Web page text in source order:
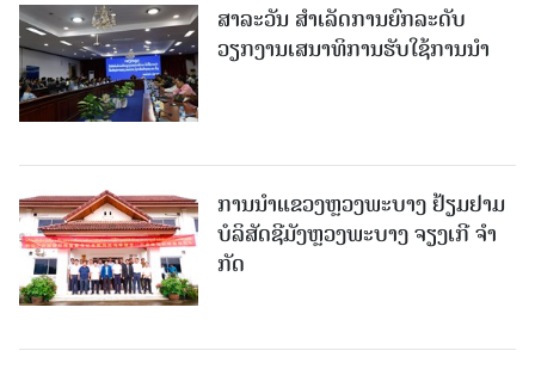
ສາລະວັນ ສໍາເລັດການຍົກລະດັບ
ວຽກງານເສນາທິການຮັບໃຊ້ການນໍາ
ການນຳແຂວງຫຼວງພະບາງ ຢ້ຽມ​ຢາມ
ບໍ​ລິ​ສັດຊີມັງຫຼວງພະບາງ ຈຽງເກີ ຈໍາ
ກັດ